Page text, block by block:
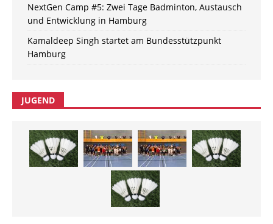
NextGen Camp #5: Zwei Tage Badminton, Austausch
und Entwicklung in Hamburg
Kamaldeep Singh startet am Bundesstützpunkt
Hamburg
JUGEND